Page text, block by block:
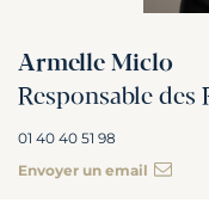
Armelle Miclo
Responsable des
01 40 40 51 98
Envoyer un email